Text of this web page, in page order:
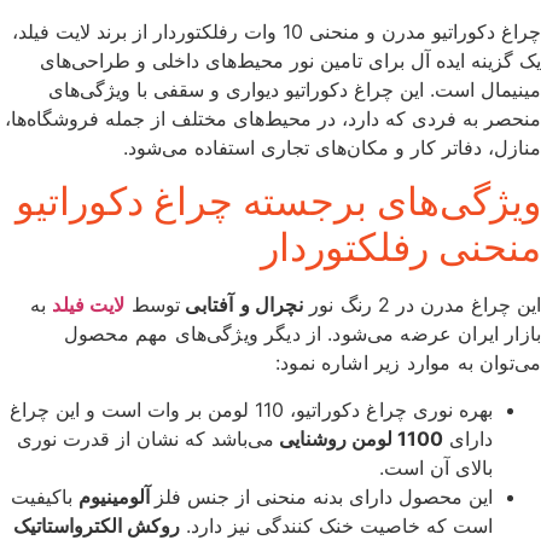
چراغ دکوراتیو مدرن و منحنی 10 وات رفلکتوردار از برند لایت فیلد،
یک گزینه‌ ایده‌ آل برای تامین نور محیط‌های داخلی و طراحی‌های
مینیمال است. این چراغ دکوراتیو دیواری و سقفی با ویژگی‌های
منحصر به فردی که دارد، در محیط‌های مختلف از جمله فروشگاه‌ها،
منازل، دفاتر کار و مکان‌های تجاری استفاده می‌شود.
ویژگی‌های برجسته چراغ دکوراتیو
منحنی رفلکتوردار
این چراغ مدرن در 2 رنگ نورنچرال و آفتابی توسط لایت فیلد به
بازار ایران عرضه می‌شود. از دیگر ویژگی‌های مهم محصول
می‌‎توان به موارد زیر اشاره نمود:
بهره نوری چراغ دکوراتیو
، 110 لومن بر وات است و این چراغ
دارای 1100 لومن روشنایی
می‌باشد که نشان از قدرت نوری
بالای آن است.
این محصول دارای بدنه منحنی از جنس فلز آلومینیوم باکیفیت
است که خاصیت خنک کنندگی نیز دارد. روکش الکترواستاتیک